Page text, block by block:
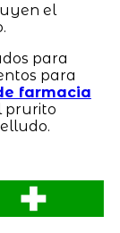
el
para
para
farmacia
prurito